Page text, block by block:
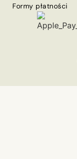
Formy płatności